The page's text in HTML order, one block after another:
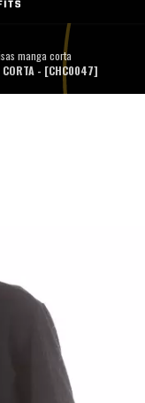
manga corta
CORTA - [CHC0047]